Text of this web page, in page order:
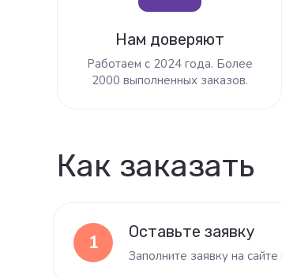
Нам доверяют
Работаем с 2024 года. Более
2000 выполненных заказов.
Как заказать
1 Оставьте заявку
Заполните заявку на